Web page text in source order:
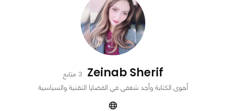
Zeinab Sherif 3 متابع
أهوى الكتابة وأجد شغفي في القضايا التقنية والسياسية